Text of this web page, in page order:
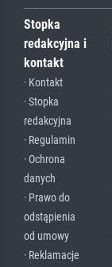
Stopka
redakcyjna i
kontakt
· Kontakt
· Stopka
redakcyjna
· Regulamin
· Ochrona
danych
· Prawo do
odstąpienia
od umowy
· Reklamacje